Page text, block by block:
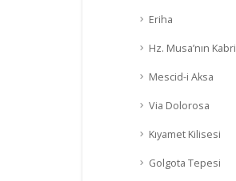
Eriha
Hz. Musa’nın Kabri
Mescid-i Aksa
Via Dolorosa
Kıyamet Kilisesi
Golgota Tepesi